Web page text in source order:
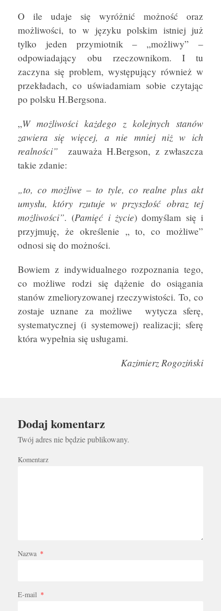
O ile udaje się wyróżnić możność oraz
możliwości, to w języku polskim istniej już
tylko jeden przymiotnik – „możliwy” –
odpowiadający obu rzeczownikom. I tu
zaczyna się problem, występujący również w
przekładach, co uświadamiam sobie czytając
po polsku H.Bergsona.
„W możliwości każdego z kolejnych stanów
zawiera się więcej, a nie mniej niż w ich
realności”
zauważa H.Bergson, z zwłaszcza
takie zdanie:
„to, co możliwe – to tyle, co realne plus akt
umysłu, który rzutuje w przyszłość obraz tej
możliwości”. (Pamięć i życie) domyślam się i
przyjmuję, że określenie „ to, co możliwe”
odnosi się do możności.
Bowiem z indywidualnego rozpoznania tego,
co możliwe rodzi się dążenie do osiągania
stanów zmelioryzowanej rzeczywistości. To, co
zostaje uznane za możliwe wytycza sferę,
systematycznej (i systemowej) realizacji; sferę
która wypełnia się usługami.
Kazimierz Rogoziński
Dodaj komentarz
Twój adres nie będzie publikowany.
Komentarz
Nazwa *
E-mail *